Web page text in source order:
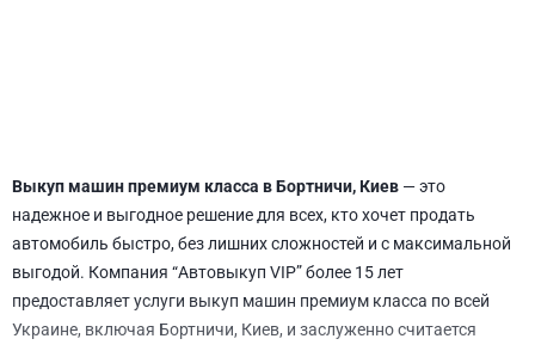
Выкуп машин премиум класса в Бортничи, Киев — это
надежное и выгодное решение для всех, кто хочет продать
автомобиль быстро, без лишних сложностей и с максимальной
выгодой. Компания “Автовыкуп VIP” более 15 лет
предоставляет услуги выкуп машин премиум класса по всей
Украине, включая Бортничи, Киев, и заслуженно считается